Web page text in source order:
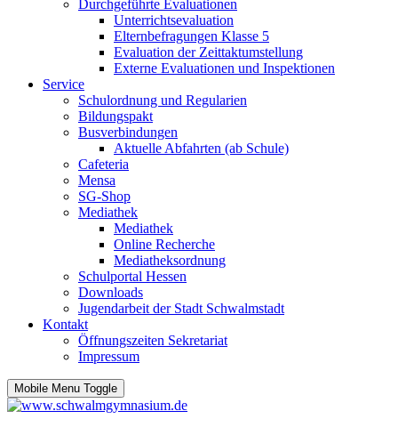
Durchgeführte Evaluationen
Unterrichtsevaluation
Elternbefragungen Klasse 5
Evaluation der Zeittaktumstellung
Externe Evaluationen und Inspektionen
Service
Schulordnung und Regularien
Bildungspakt
Busverbindungen
Aktuelle Abfahrten (ab Schule)
Cafeteria
Mensa
SG-Shop
Mediathek
Mediathek
Online Recherche
Mediatheksordnung
Schulportal Hessen
Downloads
Jugendarbeit der Stadt Schwalmstadt
Kontakt
Öffnungszeiten Sekretariat
Impressum
Mobile Menu Toggle